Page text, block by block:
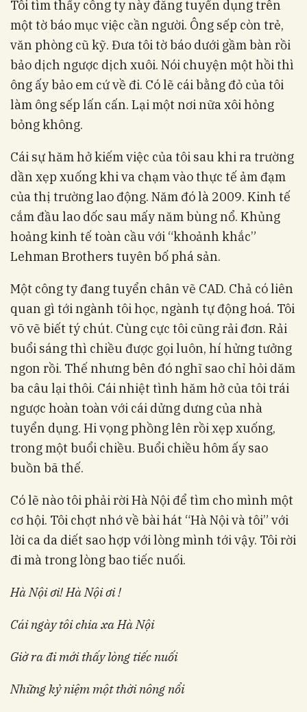
Tôi tìm thấy công ty này đăng tuyển dụng trên
một tờ báo mục việc cần người. Ông sếp còn trẻ,
văn phòng cũ kỹ. Đưa tôi tờ báo dưới gầm bàn rồi
bảo dịch ngược dịch xuôi. Nói chuyện một hồi thì
ông ấy bảo em cứ về đi. Có lẽ cái bằng đỏ của tôi
làm ông sếp lấn cấn. Lại một nơi nữa xôi hỏng
bỏng không.
Cái sự hăm hở kiếm việc của tôi sau khi ra trường
dần xẹp xuống khi va chạm vào thực tế ảm đạm
của thị trường lao động. Năm đó là 2009. Kinh tế
cắm đầu lao dốc sau mấy năm bùng nổ. Khủng
hoảng kinh tế toàn cầu với “khoảnh khắc”
Lehman Brothers tuyên bố phá sản.
Một công ty đang tuyển chân vẽ CAD. Chả có liên
quan gì tới ngành tôi học, ngành tự động hoá. Tôi
võ vẽ biết tý chút. Cùng cực tôi cũng rải đơn. Rải
buổi sáng thì chiều được gọi luôn, hí hửng tưởng
ngon rồi. Thế nhưng bên đó nghĩ sao chỉ hỏi dăm
ba câu lại thôi. Cái nhiệt tình hăm hở của tôi trái
ngược hoàn toàn với cái dửng dưng của nhà
tuyển dụng. Hi vọng phồng lên rồi xẹp xuống,
trong một buổi chiều. Buổi chiều hôm ấy sao
buồn bã thế.
Có lẽ nào tôi phải rời Hà Nội để tìm cho mình một
cơ hội. Tôi chợt nhớ về bài hát “Hà Nội và tôi” với
lời ca da diết sao hợp với lòng mình tới vậy. Tôi rời
đi mà trong lòng bao tiếc nuối.
Hà Nội ơi! Hà Nội ơi !
Cái ngày tôi chia xa Hà Nội
Giờ ra đi mới thấy lòng tiếc nuối
Những kỷ niệm một thời nông nổi